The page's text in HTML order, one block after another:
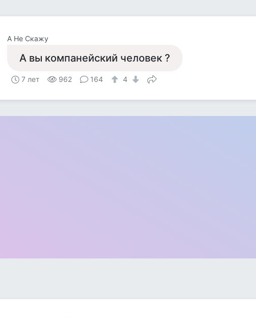
А Не Скажу
А вы компанейский человек ?
7 лет 962 164 4